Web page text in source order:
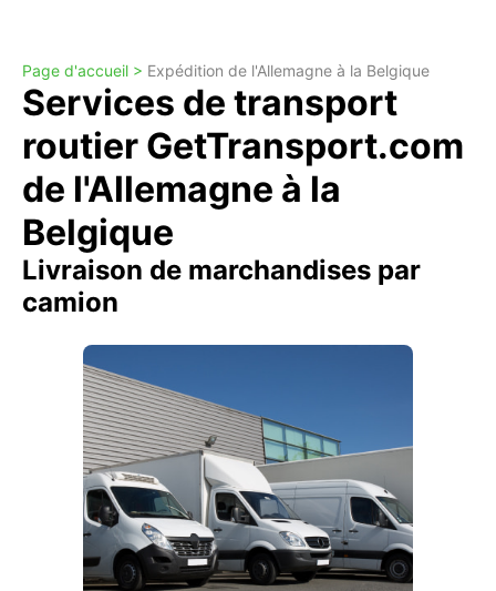
Page d'accueil > Expédition de l'Allemagne à la Belgique
Services de transport
routier GetTransport.com
de l'Allemagne à la
Belgique
Livraison de marchandises par
camion